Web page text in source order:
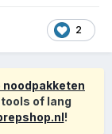
2
noodpakketen
of lang
!